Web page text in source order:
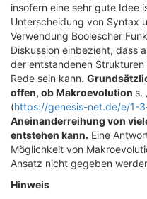
insofern eine sehr gute Idee
Unterscheidung von Syntax
Verwendung Boolescher
Diskussion einbezieht, dass
der entstandenen
Rede sein kann.
offen, ob Makroevolution s.
(https://genesis-net.de/e/1-
Aneinanderreihung von
entstehen kann. Eine
Möglichkeit von
Ansatz nicht gegeben
Hinweis